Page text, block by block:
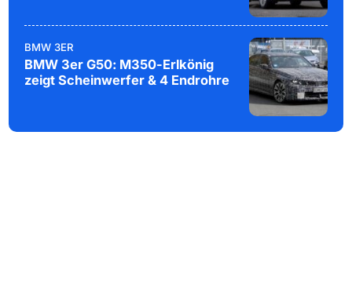
BMW 3ER
BMW 3er G50: M350-Erlkönig
zeigt Scheinwerfer & 4 Endrohre